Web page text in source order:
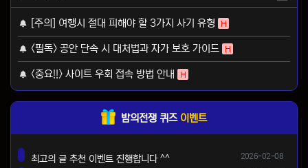
[주의] 여행시 절대 피해야 할 3가지 사기 유형 H
<필독> 공안 단속 시 대처법과 자가 보호 가이드 H
<중요!!> 사이트 우회 접속 방법 안내 H
밤의전쟁 퀴즈 이벤트
등록일
2026-02-08
최고의 글 추천 이벤트 진행합니다 ^^